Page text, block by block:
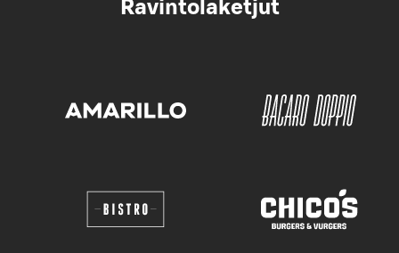
Ravintolaketjut